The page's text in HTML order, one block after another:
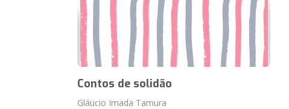
Contos de solidão
Gláucio Imada Tamura